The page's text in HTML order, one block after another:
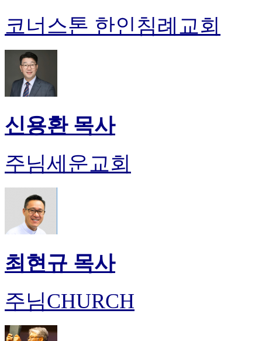
코너스톤 한인침례교회
신용환 목사
주님세운교회
최현규 목사
주님CHURCH